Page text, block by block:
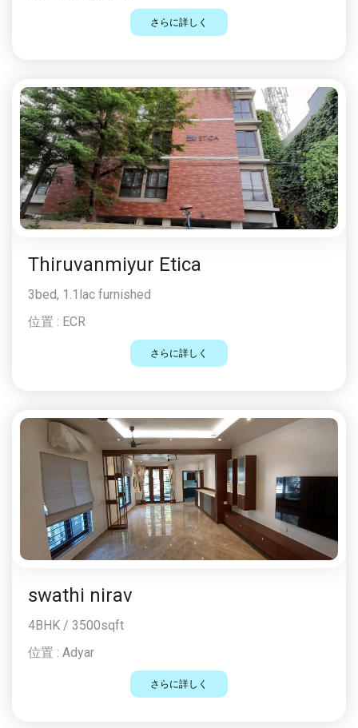
さらに詳しく
Thiruvanmiyur Etica
3bed, 1.1lac furnished
位置 : ECR
さらに詳しく
swathi nirav
4BHK / 3500sqft
位置 : Adyar
さらに詳しく